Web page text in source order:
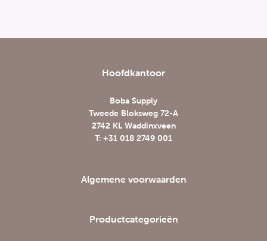
Hoofdkantoor
Boba Supply
Tweede Bloksweg 72-A
2742 KL Waddinxveen
T: +31 018 2749 001
Algemene voorwaarden
Productcategorieën